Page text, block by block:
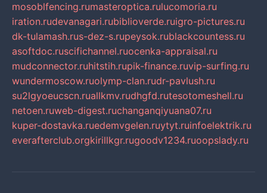
mosoblfencing.rumasteroptica.rulucomoria.ru
iration.rudevanagari.rubiblioverde.ruigro-pictures.ru
dk-tulamash.rus-dez-s.rupeysok.rublackcountess.ru
asoftdoc.ruscifichannel.ruocenka-appraisal.ru
mudconnector.ruhitstih.rupik-finance.ruvip-surfing.ru
wundermoscow.ruolymp-clan.rudr-pavlush.ru
su2lgyoeucscn.ruallkmv.rudhgfd.rutesotomeshell.ru
netoen.ruweb-digest.ruchanganqiyuana07.ru
kuper-dostavka.ruedemvgelen.ruytyt.ruinfoelektrik.ru
everafterclub.orgkirillkgr.rugoodv1234.ruoopslady.ru